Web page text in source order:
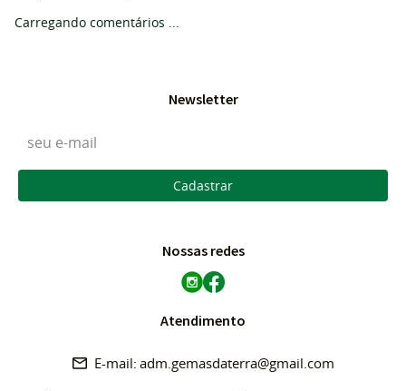
Carregando comentários ...
Newsletter
Cadastrar
Nossas redes
Atendimento
adm.gemasdaterra@gmail.com